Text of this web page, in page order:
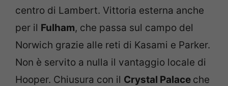
centro di Lambert. Vittoria esterna anche
per il Fulham, che passa sul campo del
Norwich grazie alle reti di Kasami e Parker.
Non è servito a nulla il vantaggio locale di
Hooper. Chiusura con il Crystal Palace che